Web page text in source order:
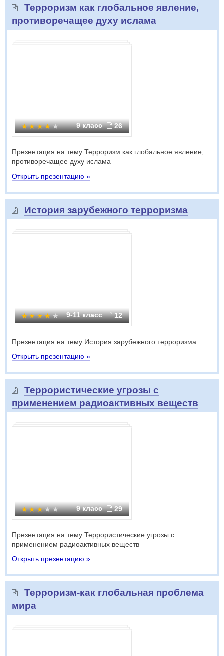
Терроризм как глобальное явление,
противоречащее духу ислама
9 класс 26
Презентация на тему Терроризм как глобальное явление,
противоречащее духу ислама
Открыть презентацию »
История зарубежного терроризма
9-11 класс 12
Презентация на тему История зарубежного терроризма
Открыть презентацию »
Террористические угрозы с
применением радиоактивных веществ
9 класс 29
Презентация на тему Террористические угрозы с
применением радиоактивных веществ
Открыть презентацию »
Терроризм-как глобальная проблема
мира